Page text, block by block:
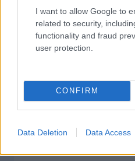
I want to allow Google to
related to security,
functionality and fraud
user protection.
CONFIRM
Data Deletion Data Access